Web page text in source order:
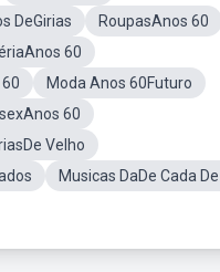
DeGirias
RoupasAnos 60
60
Moda Anos 60Futuro
60
Velho
Musicas DaDe Cada